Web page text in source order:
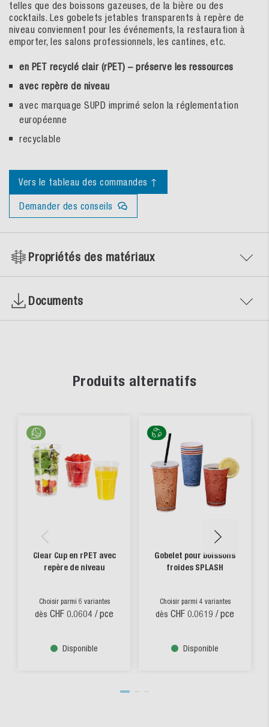
telles que des boissons gazeuses, de la bière ou des
cocktails. Les gobelets jetables transparents à repère de
niveau conviennent pour les événements, la restauration à
emporter, les salons professionnels, les cantines, etc.
en PET recyclé clair (rPET) – préserve les ressources
avec repère de niveau
avec marquage SUPD imprimé selon la réglementation
européenne
recyclable
Vers le tableau des commandes ↑
Demander des conseils
Propriétés des matériaux
Documents
Produits alternatifs
Clear Cup en rPET avec
repère de niveau
Choisir parmi 6 variantes
dès CHF 0.0604 / pce
Disponible
Gobelet pour boissons
froides SPLASH
Choisir parmi 4 variantes
dès CHF 0.0619 / pce
Disponible